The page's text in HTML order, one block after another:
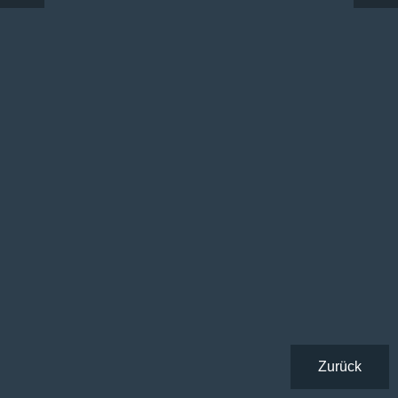
Zurück